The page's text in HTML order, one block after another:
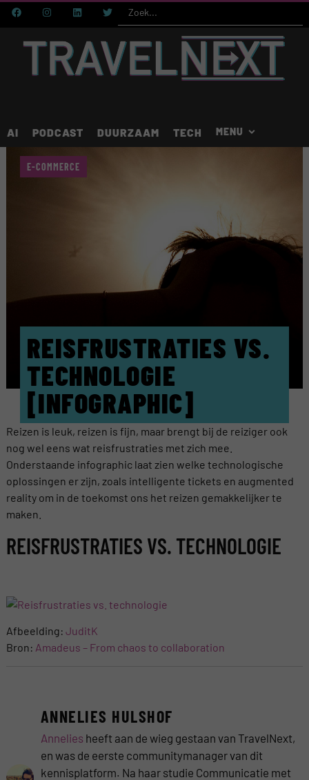
AI PODCAST DUURZAAM TECH
REISFRUSTRATIES VS.
TECHNOLOGIE
[INFOGRAPHIC]
E-COMMERCE
Reizen is leuk, reizen is fijn, maar brengt bij de reiziger ook
nog wel eens wat reisfrustraties met zich mee.
Onderstaande infographic laat zien welke technologische
oplossingen er zijn, zoals intelligente tickets en augmented
reality om in de toekomst ons het reizen gemakkelijker te
maken.
REISFRUSTRATIES VS. TECHNOLOGIE
Afbeelding: JuditK
Bron: Amadeus – From chaos to collaboration
ANNELIES HULSHOF
Annelies heeft aan de wieg gestaan van TravelNext,
en was de eerste communitymanager van dit
kennisplatform. Na haar studie Communicatie met